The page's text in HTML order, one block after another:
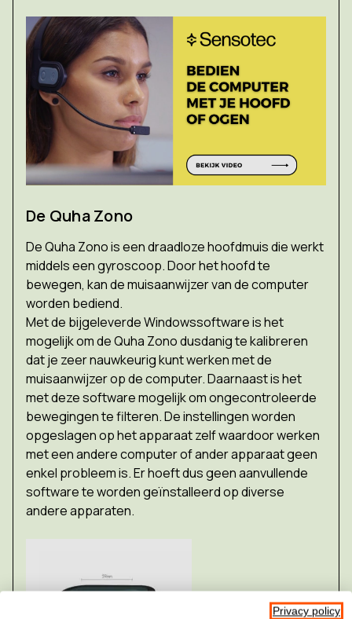
De Quha Zono
De Quha Zono is een draadloze hoofdmuis die werkt
middels een gyroscoop. Door het hoofd te
bewegen, kan de muisaanwijzer van de computer
worden bediend.
Met de bijgeleverde Windowssoftware is het
mogelijk om de Quha Zono dusdanig te kalibreren
dat je zeer nauwkeurig kunt werken met de
muisaanwijzer op de computer. Daarnaast is het
met deze software mogelijk om ongecontroleerde
bewegingen te filteren. De instellingen worden
opgeslagen op het apparaat zelf waardoor werken
met een andere computer of ander apparaat geen
enkel probleem is. Er hoeft dus geen aanvullende
software te worden geïnstalleerd op diverse
andere apparaten.
Privacy policy